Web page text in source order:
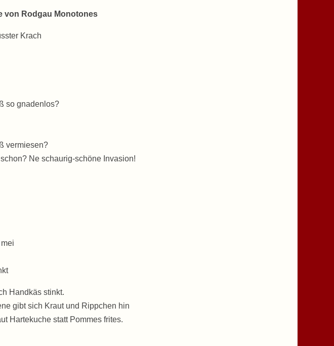
von Rodgau Monotones
Krach
so gnadenlos?
vermiesen?
Ne schaurig-schöne Invasion!
Handkäs stinkt.
gibt sich Kraut und Rippchen hin
Hartekuche statt Pommes frites.